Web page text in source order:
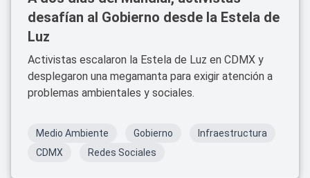
desafían al Gobierno desde la Estela de
Luz
Activistas escalaron la Estela de Luz en CDMX y
desplegaron una megamanta para exigir atención a
problemas ambientales y sociales.
Medio Ambiente Gobierno
Infraestructura
CDMX
Redes Sociales